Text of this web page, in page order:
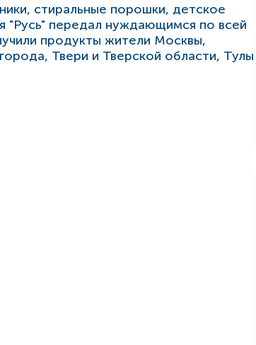
стиральные порошки, детское
"Русь" передал нуждающимся по всей
продукты жители Москвы,
Твери и Тверской области, Тулы